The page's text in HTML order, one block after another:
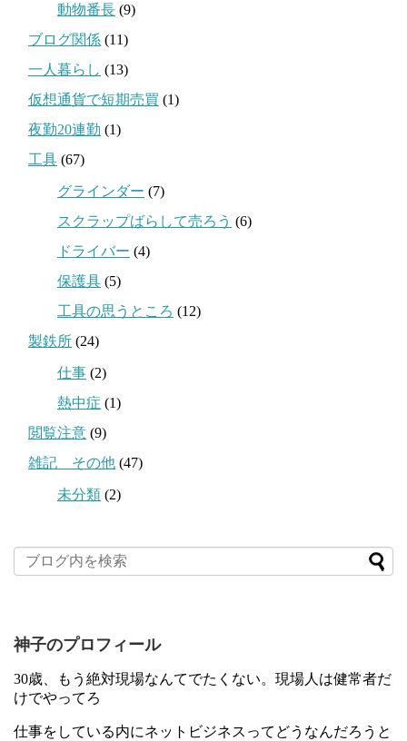
動物番長 (9)
ブログ関係 (11)
一人暮らし (13)
仮想通貨で短期売買 (1)
夜勤20連勤 (1)
工具 (67)
グラインダー (7)
スクラップばらして売ろう (6)
ドライバー (4)
保護具 (5)
工具の思うところ (12)
製鉄所 (24)
仕事 (2)
熱中症 (1)
閲覧注意 (9)
雑記 その他 (47)
未分類 (2)
神子のプロフィール
30歳、もう絶対現場なんてでたくない。現場人は健常者だ
けでやってろ
仕事をしている内にネットビジネスってどうなんだろうと